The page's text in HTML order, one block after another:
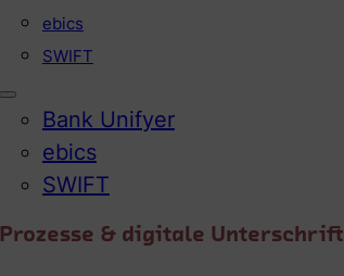
ebics
SWIFT
Bank Unifyer
ebics
SWIFT
Prozesse & digitale Unterschrift